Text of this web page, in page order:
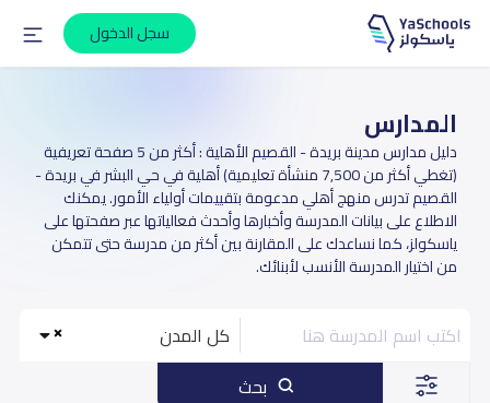
سجل الدخول
المدارس
دليل مدارس مدينة بريدة - القصيم الأهلية : أكثر من 5 صفحة تعريفية
(تغطي أكثر من 7,500 منشأة تعليمية) أهلية في حي البشر في بريدة -
القصيم تدرس منهج أهلي مدعومة بتقييمات أولياء الأمور. يمكنك
الاطلاع على بيانات المدرسة وأخبارها وأحدث فعالياتها عبر صفحتها على
ياسكولز، كما نساعدك على المقارنة بين أكثر من مدرسة حتى تتمكن
من اختيار المدرسة الأنسب لأبنائك.
كل المدن